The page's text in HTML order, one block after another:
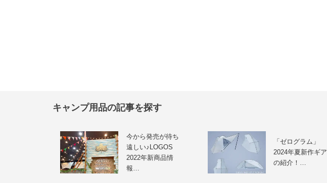
キャンプ用品の記事を探す
今から発売が待ち
遠しい♪LOGOS
2022年新商品情
報…
「ゼログラム」
2024年夏新作ギア
の紹介！…